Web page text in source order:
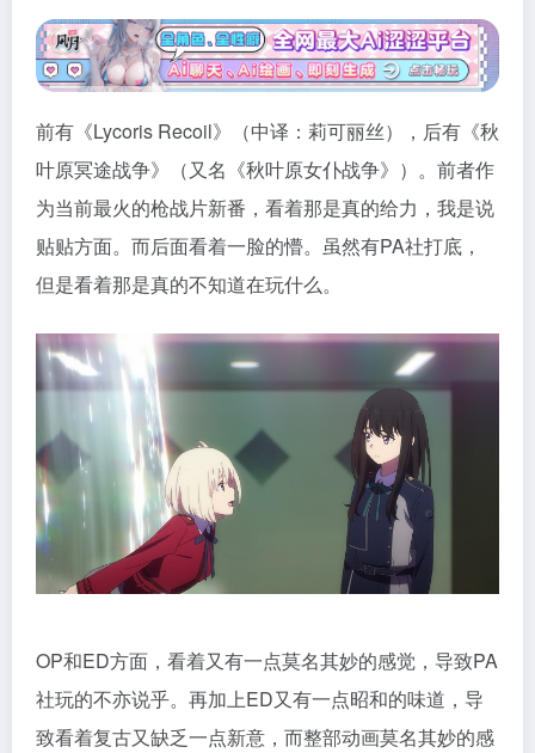
前有《Lycoris Recoil》（中译：莉可丽丝），后有《秋
叶原冥途战争》（又名《秋叶原女仆战争》）。前者作
为当前最火的枪战片新番，看着那是真的给力，我是说
贴贴方面。而后面看着一脸的懵。虽然有PA社打底，
但是看着那是真的不知道在玩什么。
OP和ED方面，看着又有一点莫名其妙的感觉，导致PA
社玩的不亦说乎。再加上ED又有一点昭和的味道，导
致看着复古又缺乏一点新意，而整部动画莫名其妙的感